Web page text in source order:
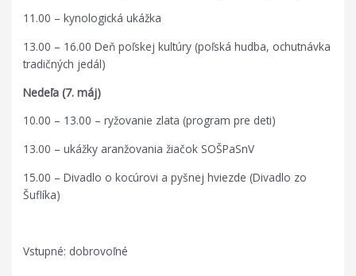
11.00 – kynologická ukážka
13.00 – 16.00 Deň poľskej kultúry (poľská hudba, ochutnávka
tradičných jedál)
Nedeľa (7. máj)
10.00 – 13.00 – ryžovanie zlata (program pre deti)
13.00 – ukážky aranžovania žiačok SOŠPaSnV
15.00 – Divadlo o kocúrovi a pyšnej hviezde (Divadlo zo
Šuflíka)
Vstupné: dobrovoľné